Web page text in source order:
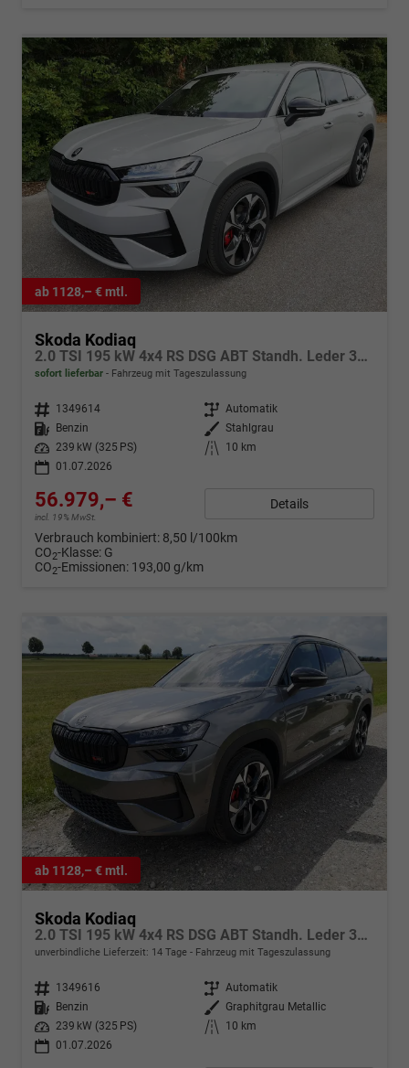
ab 1128,– € mtl.
Skoda Kodiaq
2.0 TSI 195 kW 4x4 RS DSG ABT Standh. Leder 360 AHK 7 Sitzer Pano Head GV5
sofort lieferbar Fahrzeug mit Tageszulassung
Fahrzeugnr. 1349614 Getriebe Automatik
Kraftstoff
Benzin Außenfarbe Stahlgrau
Leistung
239 kW (325 PS) Kilometerstand
10 km
01.07.2026
56.979,– €
incl. 19% MwSt.
Details
Verbrauch kombiniert: 8,50 l/100km
CO2-Klasse: G
CO2-Emissionen: 193,00 g/km
ab 1128,– € mtl.
Skoda Kodiaq
2.0 TSI 195 kW 4x4 RS DSG ABT Standh. Leder 360 AHK 7 Sitzer Pano Head GV5
unverbindliche Lieferzeit: 14 Tage Fahrzeug mit Tageszulassung
Fahrzeugnr. 1349616 Getriebe Automatik
Kraftstoff
Benzin Außenfarbe
Graphitgrau Metallic
Leistung
239 kW (325 PS) Kilometerstand
10 km
01.07.2026